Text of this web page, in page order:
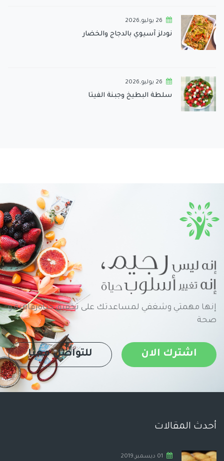
26 يوليو,2026
نودلز آسيوي بالدجاج والخضار
26 يوليو,2026
سلطة البطيخ وجبنة الفيتا
إنها مهمتي وشغفي لمساعدتك على تحقيق حياةرفاهية و
صحة
اشترك الان للتواصل معنا
أحدث المقالات
01 ديسمبر,2019